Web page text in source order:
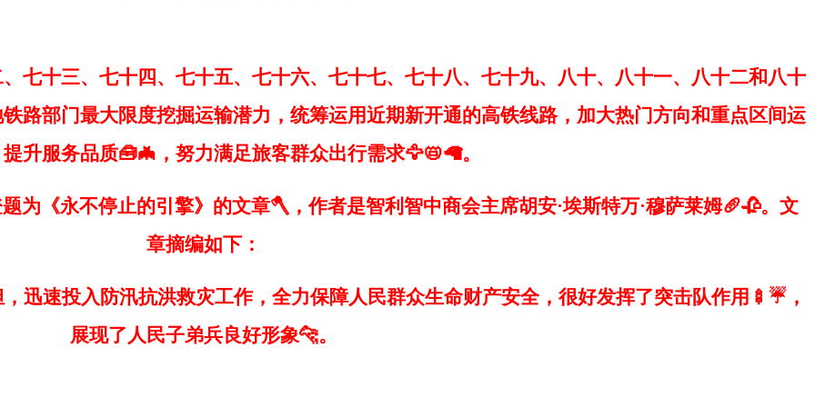
十三、七十四、七十五、七十六、七十七、七十八、七十九、八十、八十一、八十二和八十
部门最大限度挖掘运输潜力，统筹运用近期新开通的高铁线路，加大热门方向和重点区间运
升服务品质🧰🦇，努力满足旅客群众出行需求🦅📛🦙。
《永不停止的引擎》的文章🪓，作者是智利智中商会主席胡安·埃斯特万·穆萨莱姆🥖🥀。文
章摘编如下：
速投入防汛抗洪救灾工作，全力保障人民群众生命财产安全，很好发挥了突击队作用🍢☔，
展现了人民子弟兵良好形象🐆。